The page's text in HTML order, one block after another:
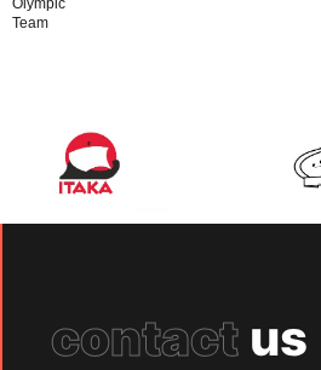
Olympic
Team
contact us